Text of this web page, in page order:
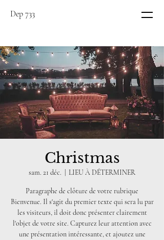
Dep 733
Christmas
sam. 21 déc. LIEU À DÉTERMINER
Paragraphe de clôture de votre rubrique
Bienvenue. Il s'agit du premier texte qui sera lu par
les visiteurs, il doit donc présenter clairement
l'objet de votre site. Capturez leur attention avec
une présentation intéressante, et ajoutez une